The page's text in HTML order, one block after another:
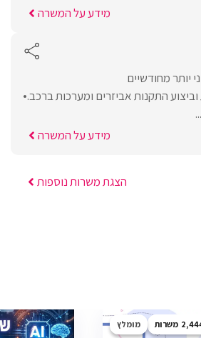
מידע על המשרה
יותר מחודשיים
התקנות אביזרים ומערכות ברכב.•
מידע על המשרה
הצגת משרות נוספות
מומלץ